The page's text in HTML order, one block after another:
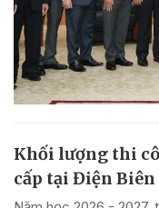
Khối lượng thi
cấp tại Điện Biên